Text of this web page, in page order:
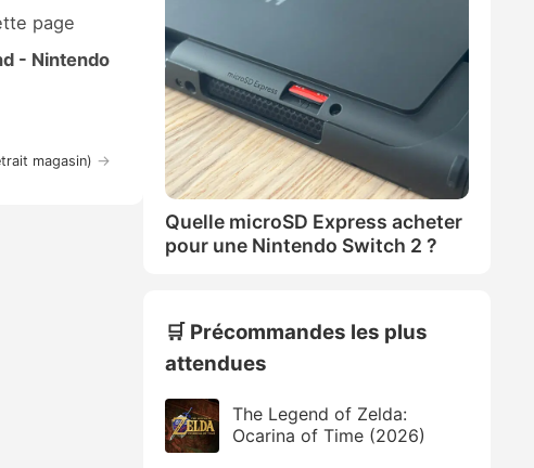
page
- Nintendo
magasin) →
Quelle microSD Express acheter
pour une Nintendo Switch 2 ?
🛒 Précommandes les plus
attendues
The Legend of Zelda:
Ocarina of Time (2026)